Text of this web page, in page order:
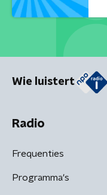
Wie luistert
Radio
Frequenties
Programma's